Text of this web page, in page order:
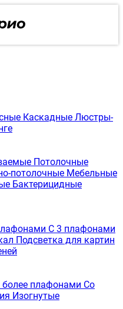
Каскадные Люстры-
Потолочные
потолочные Мебельные
Бактерицидные
С 3 плафонами
Подсветка для картин
более плафонами Со
Изогнутые